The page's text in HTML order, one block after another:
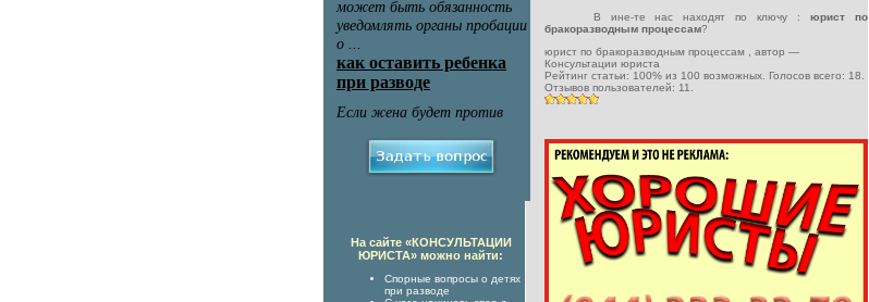
В ине-те нас находят по ключу :юрист по
бракоразводным процессам?
юрист по бракоразводным процессам
, автор —
Консультации юриста
Рейтинг статьи: 100% из 100 возможных. Голосов всего: 18
Отзывов пользователей: 11
На сайте «КОНСУЛЬТАЦИИ
ЮРИСТА» можно найти:
Спорные вопросы о детях
при разводе